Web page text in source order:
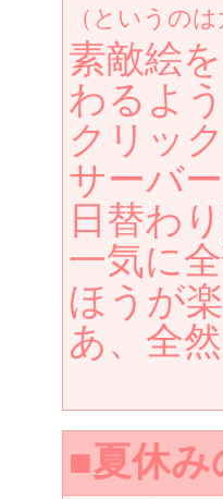
（というの
素敵絵
わるよ
クリッ
サーバ
日替わ
一気に
ほうが
あ、全
■夏休み